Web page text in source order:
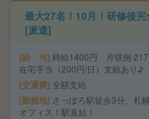
最大27名！10月！研修後
[派遣]
給 与 時給1400円 月収例
在宅手当（200円/日）支給あり♪
交通費 全額支給
勤務地 さっぽろ駅徒歩3分、
オフィス！駅直結！